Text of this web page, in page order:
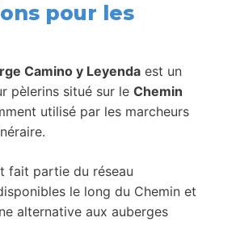
pour les
Camino y Leyenda est un
pèlerins situé sur le Chemin
utilisé par les marcheurs
fait partie du réseau
le long du Chemin et
alternative aux auberges